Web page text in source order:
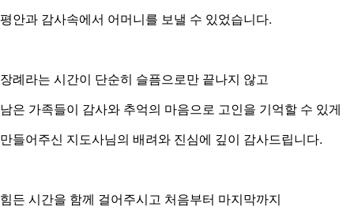
평안과 감사속에서 어머니를 보낼 수 있었습니다.
장례라는 시간이 단순히 슬픔으로만 끝나지 않고
남은 가족들이 감사와 추억의 마음으로 고인을 기억할 수 있게
만들어주신 지도사님의 배려와 진심에 깊이 감사드립니다.
힘든 시간을 함께 걸어주시고 처음부터 마지막까지